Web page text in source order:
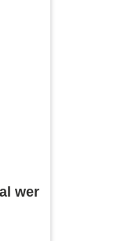
wer